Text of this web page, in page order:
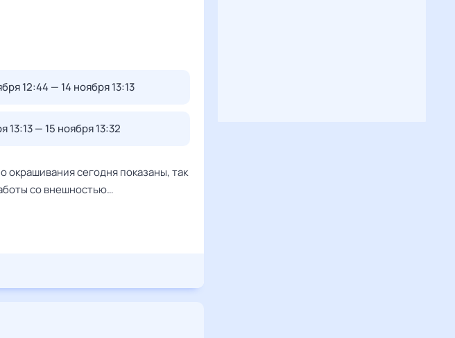
12:44 — 14 ноября 13:13
13:13 — 15 ноября 13:32
окрашивания сегодня показаны, так
со внешностью…